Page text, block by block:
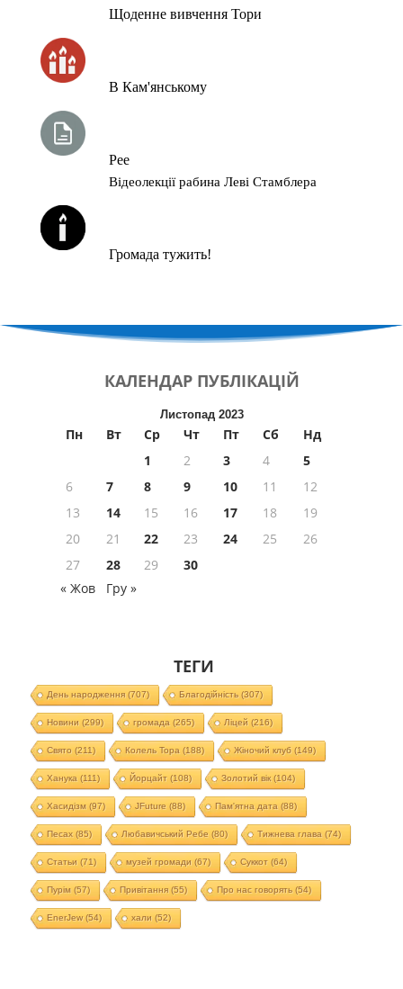
Щоденне вивчення Тори
В Кам'янському
Рее
Відеолекції рабина Леві Стамблера
Громада тужить!
КАЛЕНДАР ПУБЛІКАЦІЙ
Листопад 2023
Пн Вт Ср Чт Пт Сб
Нд
1
2 3 4
5
6
7 8 9 10 11
12
13
14 15 16 17 18
19
20
21 22 23 24 25
26
27
28 29
30
« Жов
Гру »
ТЕГИ
День народження(707) Благодійність (307)
Новини (299) громада (265) Ліцей (216)
Свято (211) Колель Тора (188) Жіночий клуб (149)
Ханука (111) Йорцайт (108) Золотий вік(104)
Хасидізм (97) JFuture (88) Пам'ятна дата (88)
Песах(85) Любавичський Ребе (80) Тижнева глава (74)
Статьи (71) музей громади (67) Суккот (64)
Пурім (57) Привітання(55) Про нас говорять (54)
EnerJew(54) хали (52)